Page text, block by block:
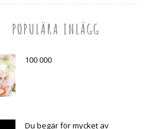
POPULÄRA INLÄGG
100 000
Du begär för mycket av